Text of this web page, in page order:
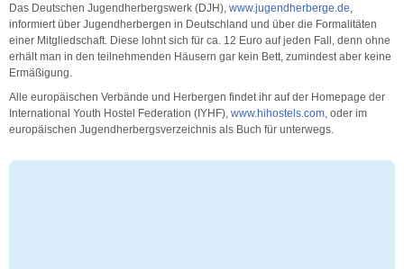
Das Deutschen Jugendherbergswerk (DJH), www.jugendherberge.de,
informiert über Jugendherbergen in Deutschland und über die Formalitäten
einer Mitgliedschaft. Diese lohnt sich für ca. 12 Euro auf jeden Fall, denn ohne
erhält man in den teilnehmenden Häusern gar kein Bett, zumindest aber keine
Ermäßigung.
Alle europäischen Verbände und Herbergen findet ihr auf der Homepage der
International Youth Hostel Federation (IYHF), www.hihostels.com, oder im
europäischen Jugendherbergsverzeichnis als Buch für unterwegs.